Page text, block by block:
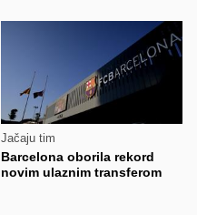
Jačaju tim
Barcelona oborila rekord
novim ulaznim transferom